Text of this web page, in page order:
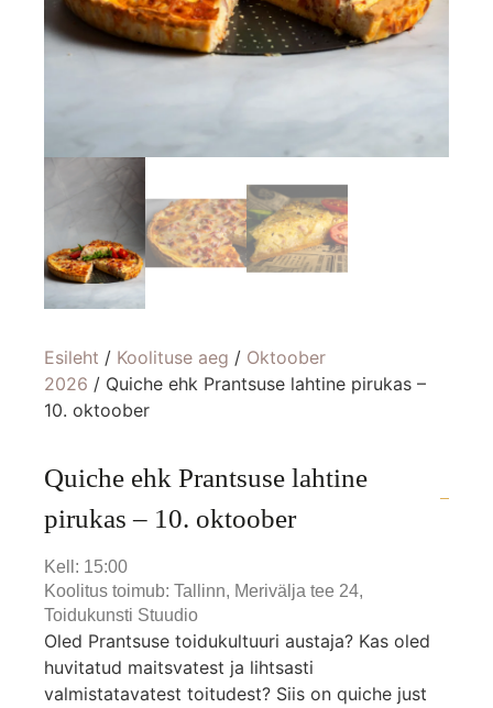
Esileht / Koolituse aeg / Oktoober
2026 / Quiche ehk Prantsuse lahtine pirukas –
10. oktoober
Quiche ehk Prantsuse lahtine
pirukas – 10. oktoober
Kell: 15:00
Koolitus toimub: Tallinn, Merivälja tee 24,
Toidukunsti Stuudio
Oled Prantsuse toidukultuuri austaja? Kas oled
huvitatud maitsvatest ja lihtsasti
valmistatavatest toitudest? Siis on quiche just